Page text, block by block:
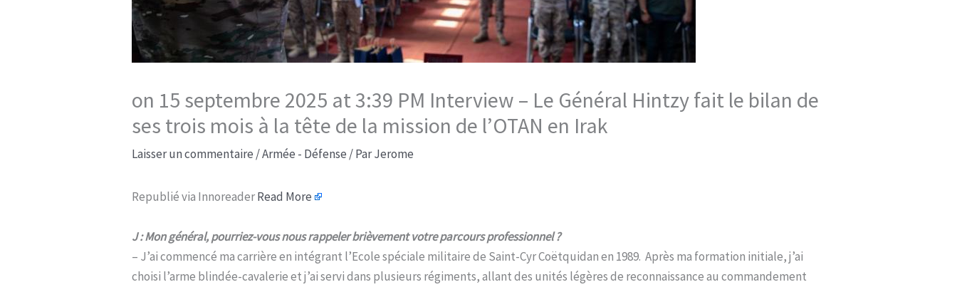
on 15 septembre 2025 at 3:39 PM Interview – Le Général Hintzy fait le bilan de
ses trois mois à la tête de la mission de l’OTAN en Irak​
Laisser un commentaire /Armée - Défense / ParJerome
Republié via InnoreaderRead More
J : Mon général, pourriez-vous nous rappeler brièvement votre parcours professionnel ?
– J’ai commencé ma carrière en intégrant l’Ecole spéciale militaire de Saint-Cyr Coëtquidan en 1989. Après ma formation initiale, j’ai
choisi l’arme blindée-cavalerie et j’ai servi dans plusieurs régiments, allant des unités légères de reconnaissance au commandement